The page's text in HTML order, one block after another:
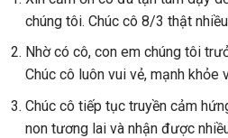
chúng tôi. Chúc cô 8/3 thật
Nhờ có cô, con em chúng tôi
Chúc cô luôn vui vẻ, mạnh khỏe
Chúc cô tiếp tục truyền cảm
non tương lai và nhận được